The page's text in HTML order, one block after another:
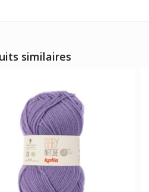
similaires